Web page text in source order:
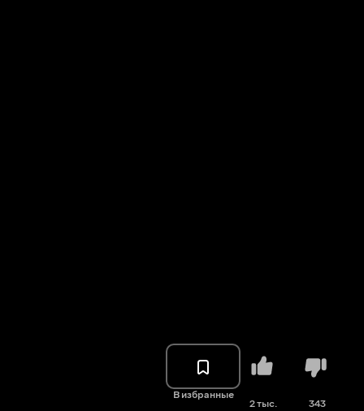
В избранные
2 тыс. 343